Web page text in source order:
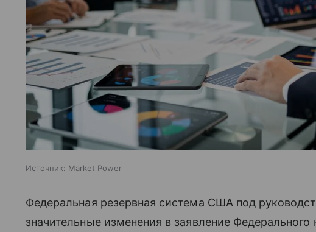
Источник: Market Power
Федеральная резервная система США под
значительные изменения в заявление